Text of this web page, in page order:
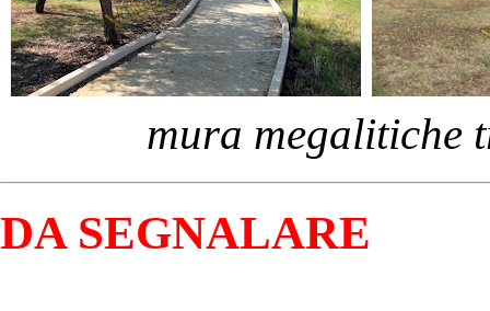
mura megalitiche
DA SEGNALARE